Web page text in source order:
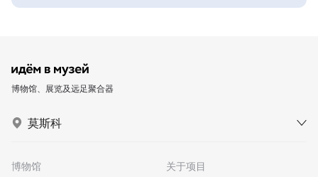
博物馆、展览及远足聚合器
莫斯科
博物馆
关于项目